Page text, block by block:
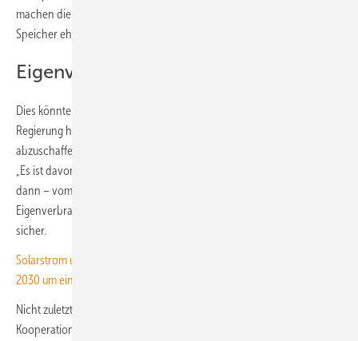
machen die hohen Einspeisevergütungen bisher den eigenen
Speicher eher unlukrativ.
Eigenverbrauch wird lukrativer
Dies könnte sich jedoch in naher Zukunft ändern. Die niederländische
Regierung habe angekündigt, ab 2027 das Net-Metering
abzuschaffen, weiß Jonas Streng, Geschäftsführer von Hallostroom.
„Es ist davon auszugehen, dass Haushalte bis dahin – oder spätestens
dann – vom attraktiven Einspeisen des eigenen Stroms eher auf die
Eigenverbrauchsoptimierung umschwenken werden“, ist er sich
sicher.
Solarstrom und Flexibilisierung im Netz senken die Strompreise bis
2030 um ein Viertel
Nicht zuletzt aus diesem Grund habe sich Hallostroom auch für die
Kooperation mit Grid X entschieden. Die Technologie mache nicht